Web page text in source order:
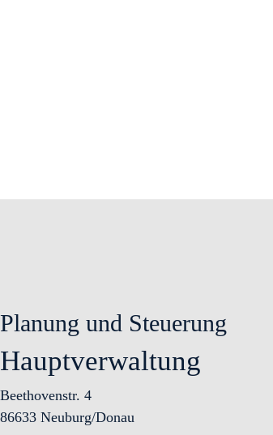
Planung und Steuerung
Hauptverwaltung
Beethovenstr. 4
86633 Neuburg/Donau